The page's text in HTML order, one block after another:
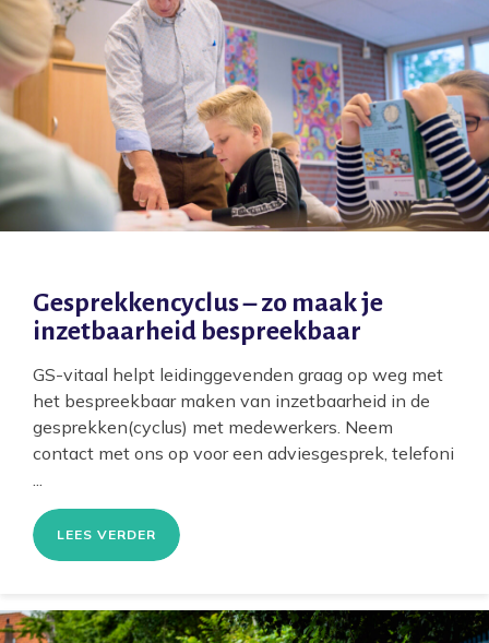
Gesprekkencyclus – zo maak je
inzetbaarheid bespreekbaar
GS-vitaal helpt leidinggevenden graag op weg met
het bespreekbaar maken van inzetbaarheid in de
gesprekken(cyclus) met medewerkers. Neem
contact met ons op voor een adviesgesprek, telefoni
...
LEES VERDER